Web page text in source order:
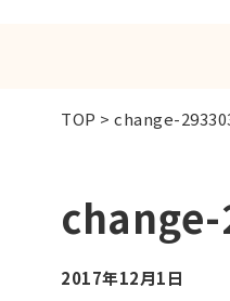
TOP >change-
2017年12月1日